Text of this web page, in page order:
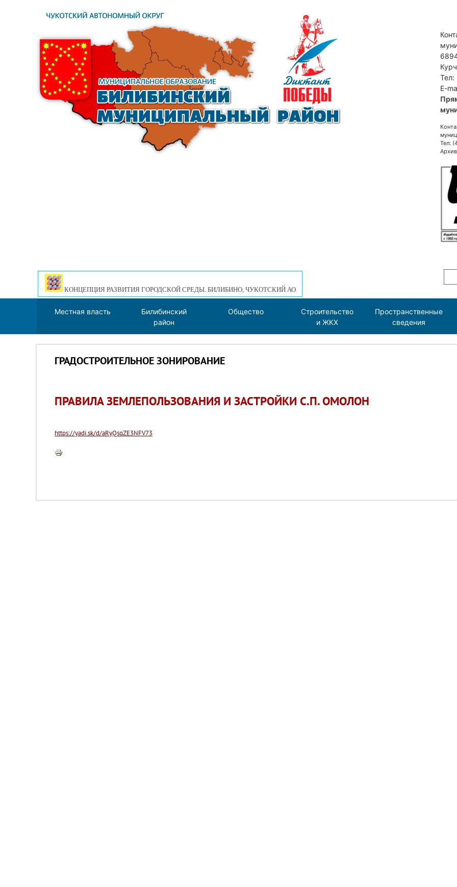
Тел:
E-
Тел:
КОНЦЕПЦИЯ РАЗВИТИЯ ГОРОДСКОЙ СРЕДЫ. БИЛИБИНО, ЧУКОТСКИЙ АО
Местная власть
Билибинский
район
Общество
Строительство
и ЖКХ
Пространственные
сведения
ГРАДОСТРОИТЕЛЬНОЕ ЗОНИРОВАНИЕ
ПРАВИЛА ЗЕМЛЕПОЛЬЗОВАНИЯ И ЗАСТРОЙКИ С.П. ОМОЛОН
https://yadi.sk/d/aRyQsqZE3NFV73